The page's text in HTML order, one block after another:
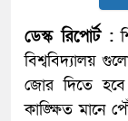
ডেস্ক রিপোর্ট :
বিশ্ববিদ্যালয়
জোর দিতে হবে
কাঙ্ক্ষিত মানে